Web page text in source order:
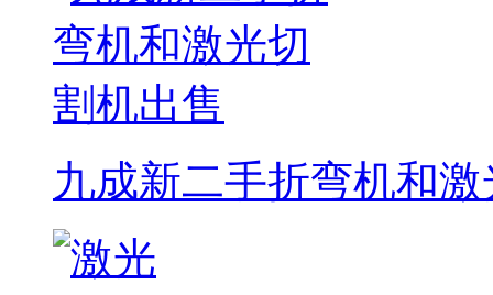
九成新二手折弯机和